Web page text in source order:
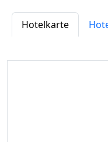
Hotelkarte